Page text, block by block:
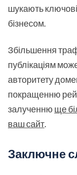
шукають
бізнесом.
Збільшення
публікаціям
авторитету
покращенню
залученню ще
ваш сайт.
Заключне